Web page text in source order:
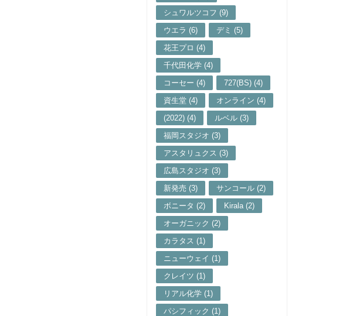
シュワルツコフ (9)
ウエラ (6)
デミ (5)
花王プロ (4)
千代田化学 (4)
コーセー (4)
727(BS) (4)
資生堂 (4)
オンライン (4)
(2022) (4)
ルベル (3)
福岡スタジオ (3)
アスタリュクス (3)
広島スタジオ (3)
新発売 (3)
サンコール (2)
ボニータ (2)
Kirala (2)
オーガニック (2)
カラタス (1)
ニューウェイ (1)
クレイツ (1)
リアル化学 (1)
パシフィック (1)